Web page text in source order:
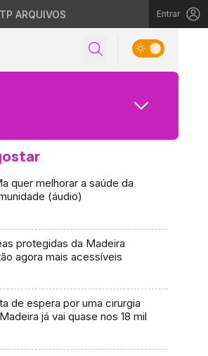
ARQUIVOS Entrar
quer melhorar a saúde da
(áudio)
protegidas da Madeira
agora mais acessíveis
de espera por uma cirurgia
já vai quase nos 18 mil